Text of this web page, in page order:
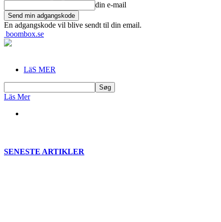
din e-mail
En adgangskode vil blive sendt til din email.
boombox.se
LäS MER
Läs Mer
SENESTE ARTIKLER